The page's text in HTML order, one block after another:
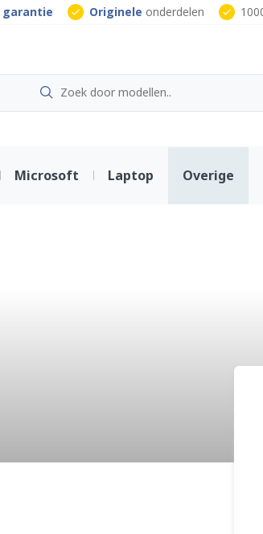
garantie Originele onderdelen
Microsoft Laptop Overige